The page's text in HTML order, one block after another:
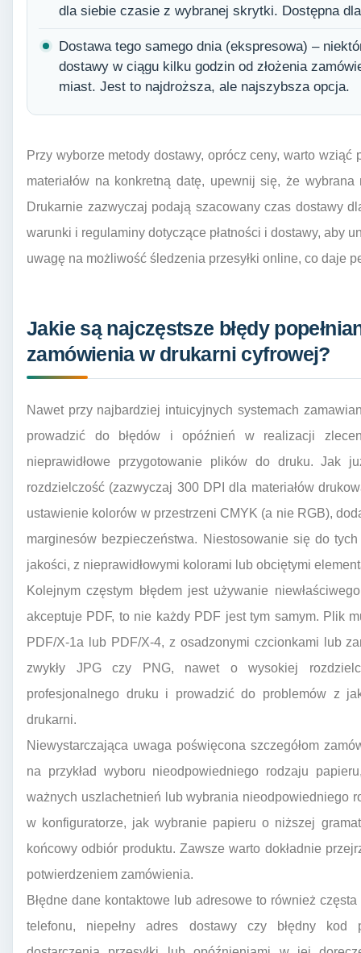
dla siebie czasie z wybranej skrytki. Dostępna
Dostawa tego samego dnia (ekspresowa) –
dostawy w ciągu kilku godzin od złożenia
miast. Jest to najdroższa, ale najszybsza opcja.
Przy wyborze metody dostawy, oprócz ceny, warto
materiałów na konkretną datę, upewnij się, że
Drukarnie zazwyczaj podają szacowany czas dostawy
warunki i regulaminy dotyczące płatności i dostawy, aby
uwagę na możliwość śledzenia przesyłki online, co daje
Jakie są najczęstsze błędy
zamówienia w drukarni cyfrowej?
Nawet przy najbardziej intuicyjnych systemach
prowadzić do błędów i opóźnień w realizacji
nieprawidłowe przygotowanie plików do druku. Jak
rozdzielczość (zazwyczaj 300 DPI dla materiałów
ustawienie kolorów w przestrzeni CMYK (a nie RGB),
marginesów bezpieczeństwa. Niestosowanie się do
jakości, z nieprawidłowymi kolorami lub obciętymi
Kolejnym częstym błędem jest używanie
akceptuje PDF, to nie każdy PDF jest tym samym. Plik
PDF/X-1a lub PDF/X-4, z osadzonymi czcionkami lub
zwykły JPG czy PNG, nawet o wysokiej
profesjonalnego druku i prowadzić do problemów z
drukarni.
Niewystarczająca uwaga poświęcona szczegółom
na przykład wyboru nieodpowiedniego rodzaju
ważnych uszlachetnień lub wybrania nieodpowiedniego
w konfiguratorze, jak wybranie papieru o niższej
końcowy odbiór produktu. Zawsze warto dokładnie
potwierdzeniem zamówienia.
Błędne dane kontaktowe lub adresowe to również
telefonu, niepełny adres dostawy czy błędny kod